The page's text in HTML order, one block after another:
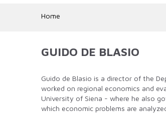
Home
GUIDO DE BLASIO
Guido de Blasio is a director of the
worked on regional economics and
University of Siena - where he also
which economic problems are